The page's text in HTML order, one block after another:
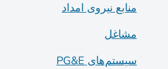
منابع نیروی امداد
مشاغل
سیستم‌های PG&E